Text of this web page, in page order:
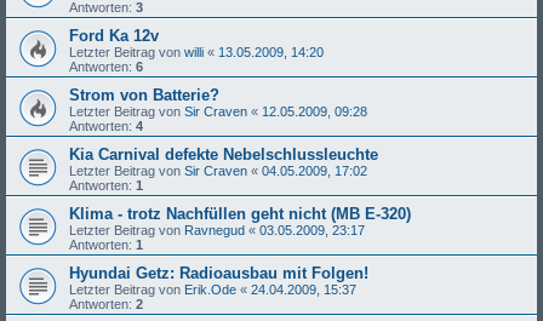
Antworten: 3
Ford Ka 12v
Letzter Beitrag von willi « 13.05.2009, 14:20
Antworten: 6
Strom von Batterie?
Letzter Beitrag von Sir Craven « 12.05.2009, 09:28
Antworten: 4
Kia Carnival defekte Nebelschlussleuchte
Letzter Beitrag von Sir Craven « 04.05.2009, 17:02
Antworten: 1
Klima - trotz Nachfüllen geht nicht (MB E-320)
Letzter Beitrag von Ravnegud « 03.05.2009, 23:17
Antworten: 1
Hyundai Getz: Radioausbau mit Folgen!
Letzter Beitrag von Erik.Ode « 24.04.2009, 15:37
Antworten: 2